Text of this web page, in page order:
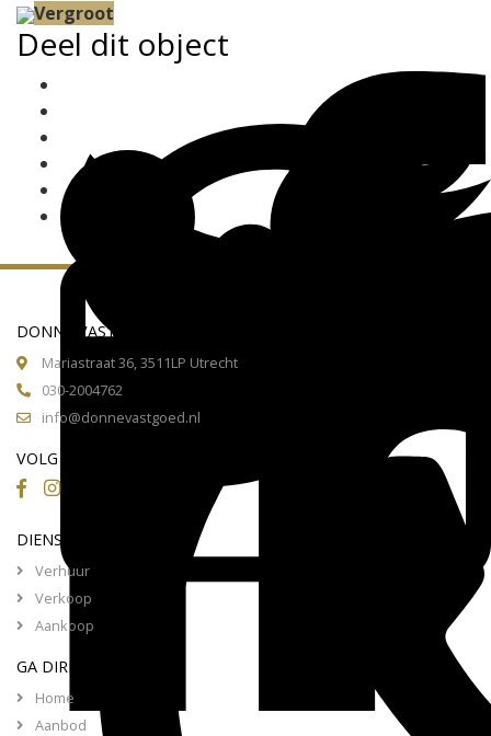
Vergroot
Deel dit object
DONNÉ VASTGOED
Mariastraat 36, 3511LP Utrecht
030-2004762
info@donnevastgoed.nl
VOLG ONS OP
DIENSTEN
Verhuur
Verkoop
Aankoop
GA DIRECT NAAR
Home
Aanbod